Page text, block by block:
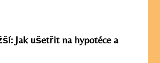
Jak ušetřit na hypotéce a